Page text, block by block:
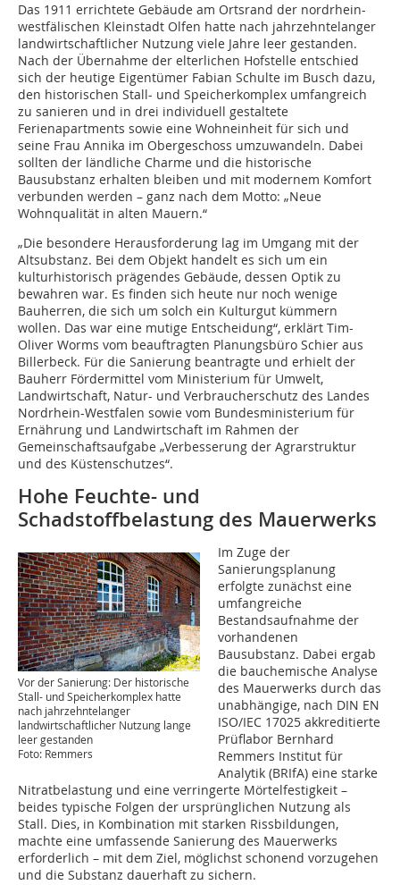
Das 1911 errichtete Gebäude am Ortsrand der nordrhein-
westfälischen Kleinstadt Olfen hatte nach jahrzehntelanger
landwirtschaftlicher Nutzung viele Jahre leer gestanden.
Nach der Übernahme der elterlichen Hofstelle entschied
sich der heutige Eigentümer Fabian Schulte im Busch dazu,
den historischen Stall- und Speicherkomplex umfangreich
zu sanieren und in drei individuell gestaltete
Ferienapartments sowie eine Wohneinheit für sich und
seine Frau Annika im Obergeschoss umzuwandeln. Dabei
sollten der ländliche Charme und die historische
Bausubstanz erhalten bleiben und mit modernem Komfort
verbunden werden – ganz nach dem Motto: „Neue
Wohnqualität in alten Mauern.“
„Die besondere Herausforderung lag im Umgang mit der
Altsubstanz. Bei dem Objekt handelt es sich um ein
kulturhistorisch prägendes Gebäude, dessen Optik zu
bewahren war. Es finden sich heute nur noch wenige
Bauherren, die sich um solch ein Kulturgut kümmern
wollen. Das war eine mutige Entscheidung“, erklärt Tim-
Oliver Worms vom beauftragten Planungsbüro Schier aus
Billerbeck. Für die Sanierung beantragte und erhielt der
Bauherr Fördermittel vom Ministerium für Umwelt,
Landwirtschaft, Natur- und Verbraucherschutz des Landes
Nordrhein-Westfalen sowie vom Bundesministerium für
Ernährung und Landwirtschaft im Rahmen der
Gemeinschaftsaufgabe „Verbesserung der Agrarstruktur
und des Küstenschutzes“.
Hohe Feuchte- und
Schadstoffbelastung des Mauerwerks
Vor der Sanierung: Der historische
Stall- und Speicherkomplex hatte
nach jahrzehntelanger
landwirtschaftlicher Nutzung lange
leer gestanden
Foto: Remmers
Im Zuge der
Sanierungsplanung
erfolgte zunächst eine
umfangreiche
Bestandsaufnahme der
vorhandenen
Bausubstanz. Dabei ergab
die bauchemische Analyse
des Mauerwerks durch das
unabhängige, nach DIN EN
ISO/IEC 17025 akkreditierte
Prüflabor Bernhard
Remmers Institut für
Analytik (BRIfA) eine starke
Nitratbelastung und eine verringerte Mörtelfestigkeit –
beides typische Folgen der ursprünglichen Nutzung als
Stall. Dies, in Kombination mit starken Rissbildungen,
machte eine umfassende Sanierung des Mauerwerks
erforderlich – mit dem Ziel, möglichst schonend vorzugehen
und die Substanz dauerhaft zu sichern.